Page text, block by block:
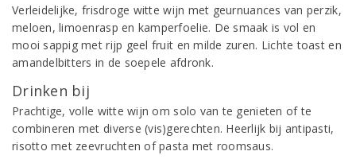
Verleidelijke, frisdroge witte wijn met geurnuances van perzik,
meloen, limoenrasp en kamperfoelie. De smaak is vol en
mooi sappig met rijp geel fruit en milde zuren. Lichte toast en
amandelbitters in de soepele afdronk.
Drinken bij
Prachtige, volle witte wijn om solo van te genieten of te
combineren met diverse (vis)gerechten. Heerlijk bij antipasti,
risotto met zeevruchten of pasta met roomsaus.